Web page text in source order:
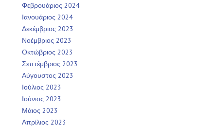
Φεβρουάριος 2024
Ιανουάριος 2024
Δεκέμβριος 2023
Νοέμβριος 2023
Οκτώβριος 2023
Σεπτέμβριος 2023
Αύγουστος 2023
Ιούλιος 2023
Ιούνιος 2023
Μάιος 2023
Απρίλιος 2023